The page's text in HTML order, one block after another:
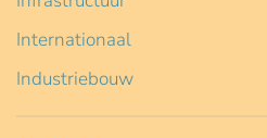
Internationaal
Industriebouw